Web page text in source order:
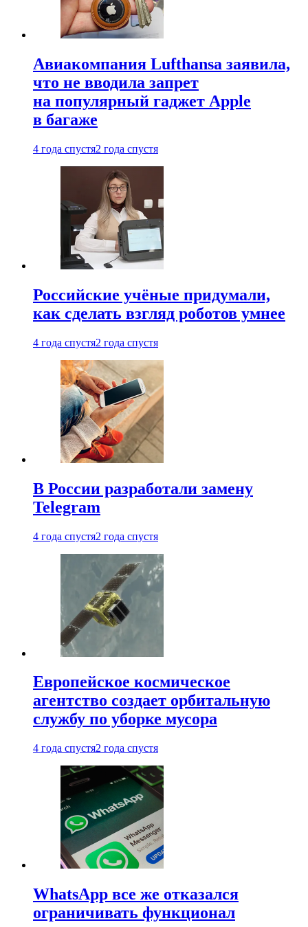
Авиакомпания Lufthansa заявила,
что не вводила запрет
на популярный гаджет Apple
в багаже
4 года спустя2 года спустя
Российские учёные придумали,
как сделать взгляд роботов умнее
4 года спустя2 года спустя
В России разработали замену
Telegram
4 года спустя2 года спустя
Европейское космическое
агентство создает орбитальную
службу по уборке мусора
4 года спустя2 года спустя
WhatsApp все же отказался
ограничивать функционал